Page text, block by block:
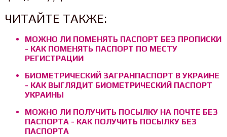
ЧИТАЙТЕ ТАКЖЕ:
МОЖНО ЛИ ПОМЕНЯТЬ ПАСПОРТ БЕЗ ПРОПИСКИ
- КАК ПОМЕНЯТЬ ПАСПОРТ ПО МЕСТУ
РЕГИСТРАЦИИ
БИОМЕТРИЧЕСКИЙ ЗАГРАНПАСПОРТ В УКРАИНЕ
- КАК ВЫГЛЯДИТ БИОМЕТРИЧЕСКИЙ ПАСПОРТ
УКРАИНЫ
МОЖНО ЛИ ПОЛУЧИТЬ ПОСЫЛКУ НА ПОЧТЕ БЕЗ
ПАСПОРТА - КАК ПОЛУЧИТЬ ПОСЫЛКУ БЕЗ
ПАСПОРТА